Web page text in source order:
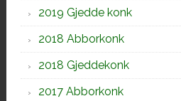
2019 Gjedde konk
2018 Abborkonk
2018 Gjeddekonk
2017 Abborkonk